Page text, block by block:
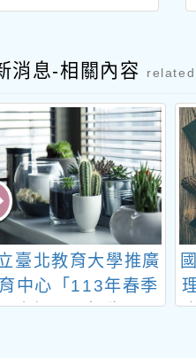
消息-相關內容
臺北教育大學推廣
中心「113年春季
班課程」招生